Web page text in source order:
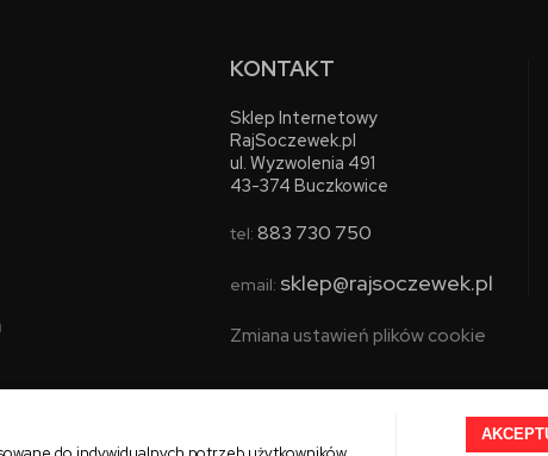
KONTAKT
Sklep Internetowy
RajSoczewek.pl
ul. Wyzwolenia 491
43-374 Buczkowice
tel: 883 730 750
email: sklep@rajsoczewek.pl
Zmiana ustawień plików cookie